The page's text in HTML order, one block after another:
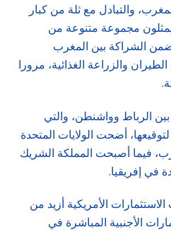
والتبادل مع ثلة من كبار
مجموعة متنوعة من
ضمن الشراكة بين المغرب
والزراعة الغذائية، مرورا
الرباط وواشنطن، والتي
ستحتفي قريبا بالذكرى الـ20 لتوقيعها، أضحت الولايات المتحدة
فيما أصبحت المملكة الشريك
في إفريقيا.
الأمريكية أزيد من
الأجنبية المباشرة في